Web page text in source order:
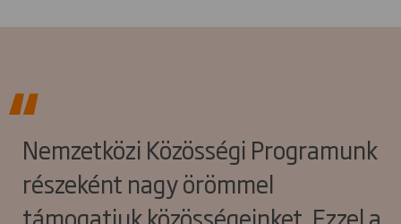
Nemzetközi Közösségi Programunk
részeként nagy örömmel
támogatjuk közösségeinket. Ezzel a